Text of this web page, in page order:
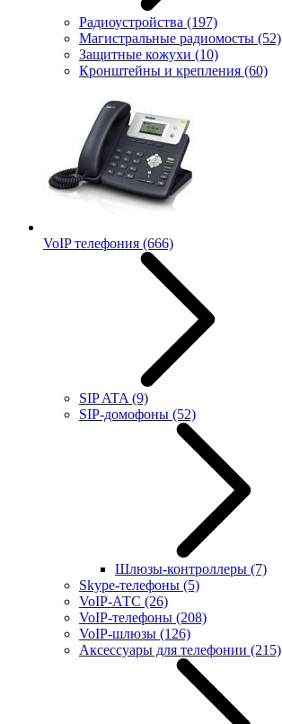
Радиоустройства (197)
Магистральные радиомосты (52)
Защитные кожухи (10)
Кронштейны и крепления (60)
VoIP телефония (666)
SIP ATA (9)
SIP-домофоны (52)
Шлюзы-контроллеры (7)
Skype-телефоны (5)
VoIP-АТС (26)
VoIP-телефоны (208)
VoIP-шлюзы (126)
Аксессуары для телефонии (215)